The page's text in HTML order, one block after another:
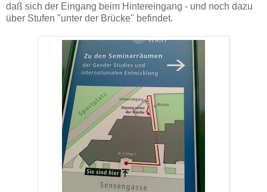
daß sich der Eingang beim Hintereingang - und noch dazu
über Stufen "unter der Brücke" befindet.